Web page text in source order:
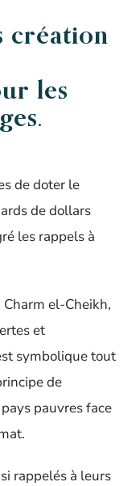
création
les
de doter le
de dollars
les rappels à
Charm el-Cheikh,
et
symbolique tout
de
pauvres face
rappelés à leurs